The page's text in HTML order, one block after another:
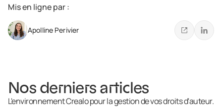
Mis en ligne par :
Apolline Perivier
Nos derniers articles
L'environnement Crealo pour la gestion de vos droits d'auteur.